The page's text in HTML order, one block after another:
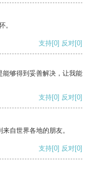
。
支持[0] 反对[0]
能够得到妥善解决，让我能
支持[0] 反对[0]
自世界各地的朋友。
支持[0] 反对[0]